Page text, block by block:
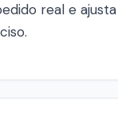
real e